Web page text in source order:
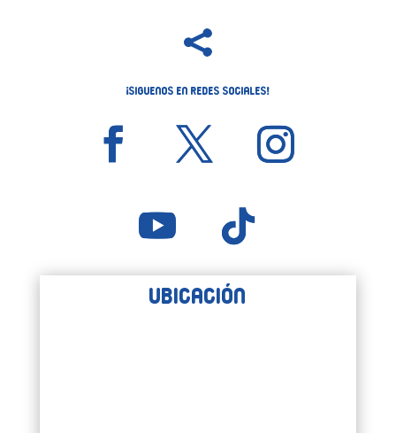

¡Siguenos en Redes Sociales!
Ubicación